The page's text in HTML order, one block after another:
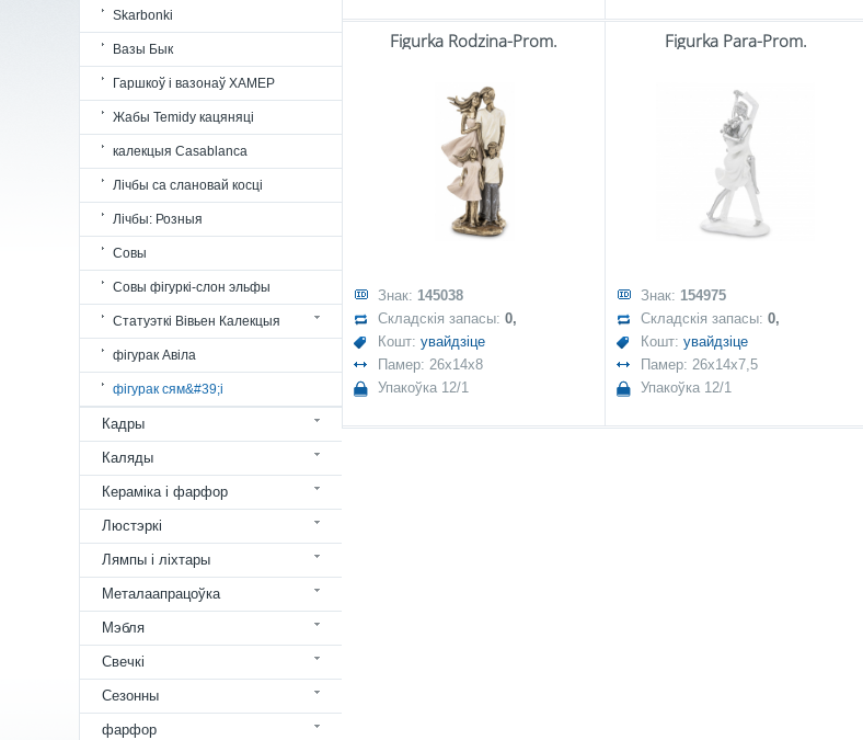
Skarbonki
Вазы Бык
Гаршкоў і вазонаў ХАМЕР
Жабы Temidy кацяняці
калекцыя Casablanca
Лічбы са слановай косці
Лічбы: Розныя
Совы
Совы фігуркі-слон эльфы
Статуэткі Вівьен Калекцыя
фігурак Авіла
фігурак сям&#39;і
Кадры
Каляды
Кераміка і фарфор
Люстэркі
Лямпы і ліхтары
Металаапрацоўка
Мэбля
Свечкі
Сезонны
фарфор
Figurka Rodzina-Prom.
Знак: 145038
Складскія запасы: 0,
Кошт: увайдзіце
Памер: 26x14x8
Упакоўка 12/1
Figurka Para-Prom.
Знак: 154975
Складскія запасы: 0,
Кошт: увайдзіце
Памер: 26x14x7,5
Упакоўка 12/1